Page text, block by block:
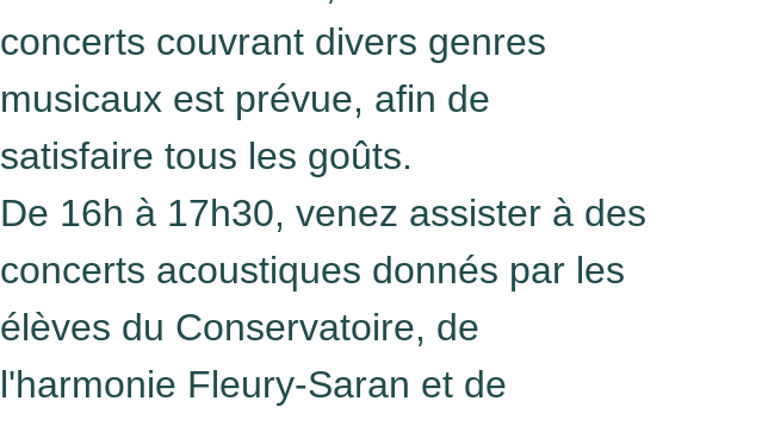
concerts couvrant divers genres
musicaux est prévue, afin de
satisfaire tous les goûts.
De 16h à 17h30, venez assister à des
concerts acoustiques donnés par les
élèves du Conservatoire, de
l'harmonie Fleury-Saran et de